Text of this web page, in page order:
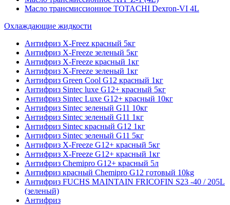
Масло трансмиссионное TOTACHI Dexron-VI 4L
Охлаждающие жидкости
Антифриз X-Freez красный 5кг
Антифриз X-Freeze зеленый 5кг
Антифриз X-Freeze красный 1кг
Антифриз X-Freeze зеленый 1кг
Антифриз Green Cool G12 красный 1кг
Антифриз Sintec luxe G12+ красный 5кг
Антифриз Sintec Luxe G12+ красный 10кг
Антифриз Sintec зеленый G11 10кг
Антифриз Sintec зеленый G11 1кг
Антифриз Sintec красный G12 1кг
Антифриз Sintec зеленый G11 5кг
Антифриз X-Freeze G12+ красный 5кг
Антифриз X-Freeze G12+ красный 1кг
Антифриз Chemipro G12+ красный 5л
Антифриз красный Chemipro G12 готовый 10kg
Антифриз FUCHS MAINTAIN FRICOFIN S23 -40 / 205L
(зеленый)
Антифриз